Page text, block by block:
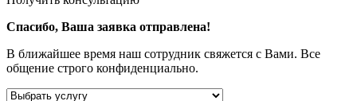
Спасибо, Ваша заявка отправлена!
В ближайшее время наш сотрудник свяжется с Вами. Все
общение строго конфиденциально.